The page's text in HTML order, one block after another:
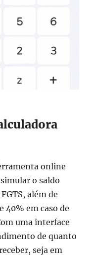
online
o saldo
além de
40% em caso de
uma interface
de quanto
seja em